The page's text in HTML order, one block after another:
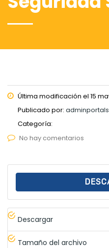
Última modificación el 15
Publicado por:
Categoría:
No hay comentarios
Descargar
Tamaño del archivo